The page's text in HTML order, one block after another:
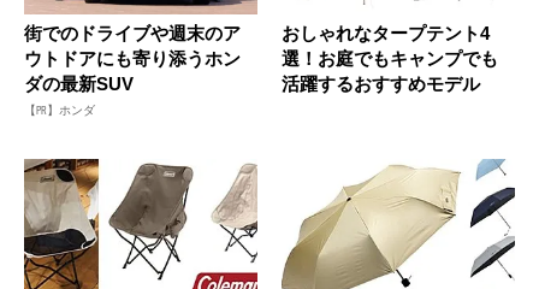
街でのドライブや週末のア
ウトドアにも寄り添うホン
ダの最新SUV
【PR】ホンダ
おしゃれなタープテント4
選！お庭でもキャンプでも
活躍するおすすめモデル